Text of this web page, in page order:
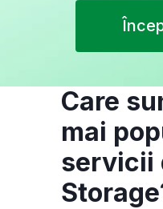
Care
mai
servicii